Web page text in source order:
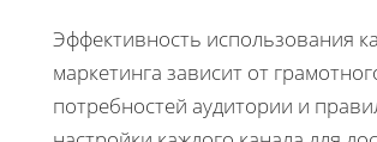
Эффективность использования
маркетинга зависит от
потребностей аудитории и